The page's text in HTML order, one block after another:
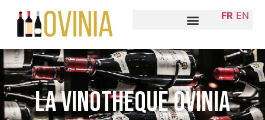
FR EN
La VINOTHEQUE Ovinia